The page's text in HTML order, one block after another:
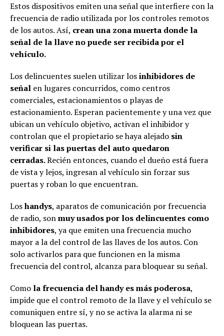
Estos dispositivos emiten una señal que interfiere con la
frecuencia de radio utilizada por los controles remotos
de los autos. Así, crean una zona muerta donde la
señal de la llave no puede ser recibida por el
vehículo.
Los delincuentes suelen utilizar losinhibidores de
señal en lugares concurridos, como centros
comerciales, estacionamientos o playas de
estacionamiento. Esperan pacientemente y una vez que
ubican un vehículo objetivo, activan el inhibidor y
controlan que el propietario se haya alejado sin
verificar si las puertas del auto quedaron
cerradas.Recién entonces, cuando el dueño está fuera
de vista y lejos, ingresan al vehículo sin forzar sus
puertas y roban lo que encuentran.
Loshandys, aparatos de comunicación por frecuencia
de radio, sonmuy usados por los delincuentes como
inhibidores, ya que emiten una frecuencia mucho
mayor a la del control de las llaves de los autos. Con
solo activarlos para que funcionen en la misma
frecuencia del control, alcanza para bloquear su señal.
Como la frecuencia del handy es más poderosa,
impide que el control remoto de la llave y el vehículo se
comuniquen entre sí, y no se activa la alarma ni se
bloquean las puertas.